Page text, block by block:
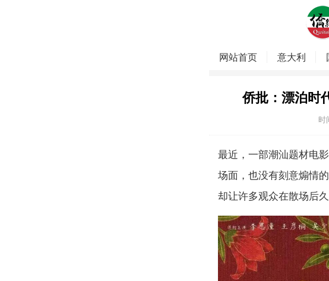
网站首页 意大利
侨批：漂泊时
时
最近，一部潮汕题材电
场面，也没有刻意煽情
却让许多观众在散场后久